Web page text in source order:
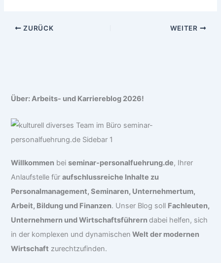
ZURÜCK WEITER
Über: Arbeits- und Karriereblog 2026!
Willkommen beiseminar-personalfuehrung.de, Ihrer
Anlaufstelle füraufschlussreiche Inhalte zu
Personalmanagement, Seminaren, Unternehmertum,
Arbeit, Bildung und Finanzen. Unser Blog soll Fachleuten,
Unternehmern und Wirtschaftsführern dabei helfen, sich
in der komplexen und dynamischen Welt der modernen
Wirtschaft zurechtzufinden.